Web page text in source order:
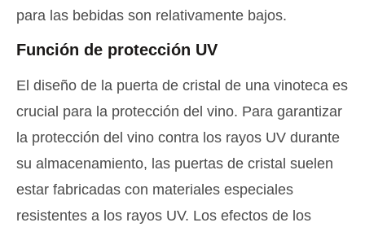
para las bebidas son relativamente bajos.
Función de protección UV
El diseño de la puerta de cristal de una vinoteca es
crucial para la protección del vino. Para garantizar
la protección del vino contra los rayos UV durante
su almacenamiento, las puertas de cristal suelen
estar fabricadas con materiales especiales
resistentes a los rayos UV. Los efectos de los